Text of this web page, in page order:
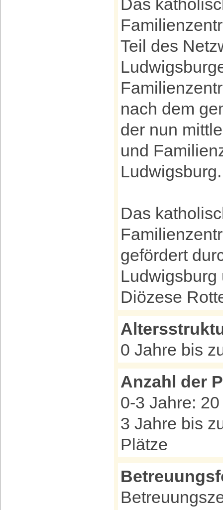
Das
Teil des
nach dem
der nun
und
Ludwigsburg.
Das
gefördert
Ludwigsburg
Diözese
0 Jahre bis
Anzahl der
0-3 Jahre:
3 Jahre bis
Plätze